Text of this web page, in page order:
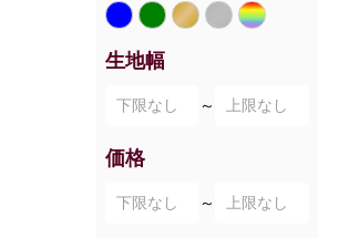
生地幅
～
価格
～